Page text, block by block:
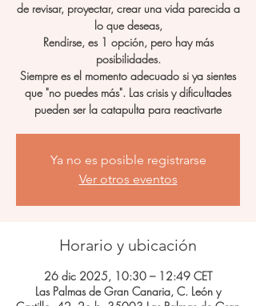
de revisar, proyectar, crear una vida parecida a
lo que deseas,
Rendirse, es 1 opción, pero hay más
posibilidades.
Siempre es el momento adecuado si ya sientes
que "no puedes más". Las crisis y dificultades
pueden ser la catapulta para reactivarte
Ya no es posible registrarse
Ver otros eventos
Horario y ubicación
26 dic 2025, 10:30 – 12:49 CET
Las Palmas de Gran Canaria, C. León y